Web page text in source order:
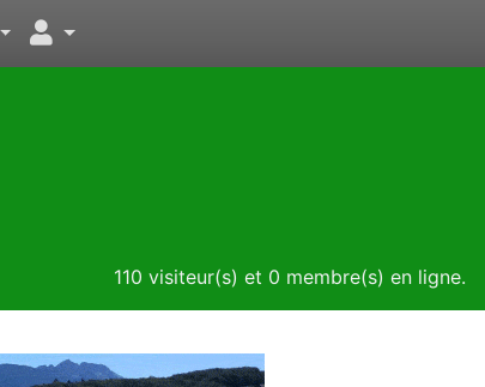
110 visiteur(s) et 0 membre(s) en ligne.